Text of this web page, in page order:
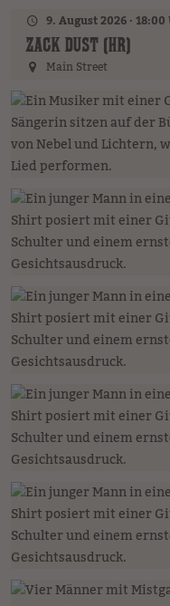
9. August 2026 ·
ZACK DUST (HR)
Main Street